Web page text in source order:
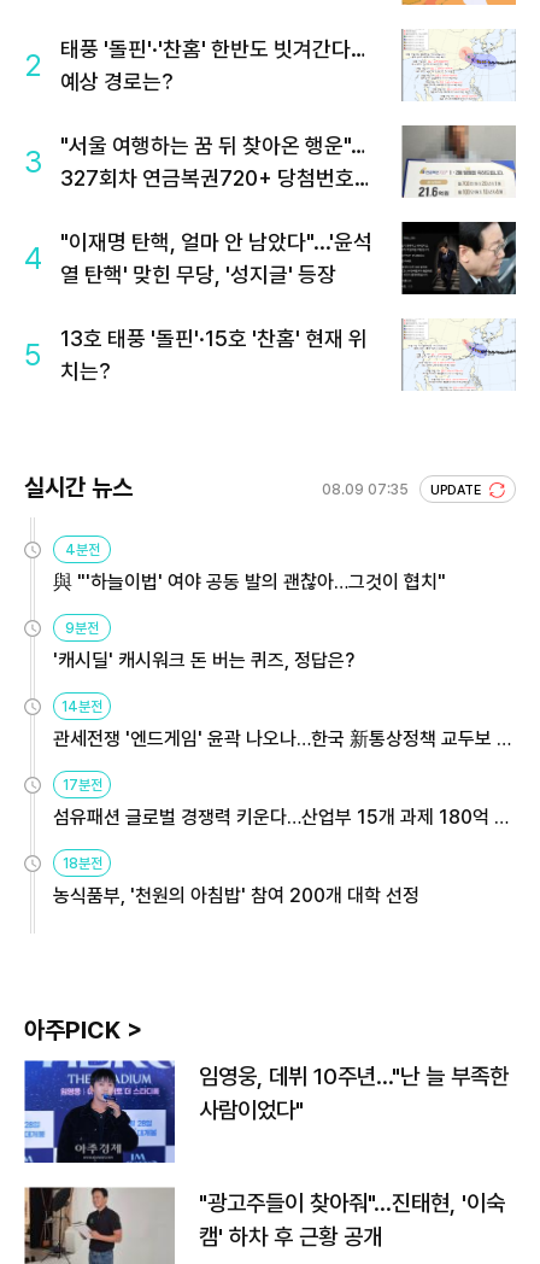
2
태풍 '돌핀'·'찬홈' 한반도 빗겨간다…
예상 경로는?
3
"서울 여행하는 꿈 뒤 찾아온 행운"…
327회차 연금복권720+ 당첨번호조
4
"이재명 탄핵, 얼마 안 남았다"...'윤석
열 탄핵' 맞힌 무당, '성지글' 등장
5
13호 태풍 '돌핀'·15호 '찬홈' 현재 위
치는?
실시간 뉴스 08.09 07:35 UPDATE
4분전
與 "'하늘이법' 여야 공동 발의 괜찮아…그것이 협치"
9분전
'캐시딜' 캐시워크 돈 버는 퀴즈, 정답은?
14분전
관세전쟁 '엔드게임' 윤곽 나오나…한국 新통상정책 교두보 활
용해야
17분전
섬유패션 글로벌 경쟁력 키운다…산업부 15개 과제 180억 지
원
18분전
농식품부, '천원의 아침밥' 참여 200개 대학 선정
아주PICK >
임영웅, 데뷔 10주년…"난 늘 부족한
사람이었다"
"광고주들이 찾아줘"…진태현, '이숙
캠' 하차 후 근황 공개